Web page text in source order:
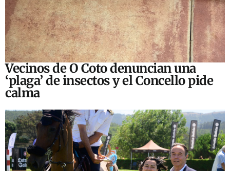
Vecinos de O Coto denuncian una
‘plaga’ de insectos y el Concello pide
calma